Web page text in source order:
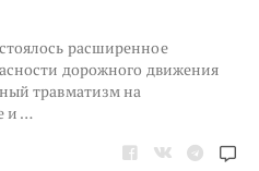
расширенное
дорожного движения
травматизм на
и …